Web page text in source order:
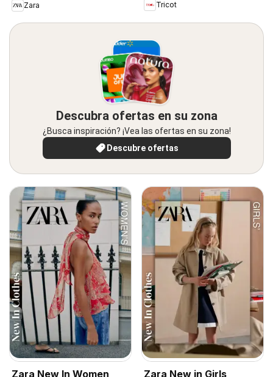
Zara
Tricot
Descubra ofertas en su zona
¿Busca inspiración? ¡Vea las ofertas en su zona!
Descubre ofertas
Zara New In Women Zara New in Girls